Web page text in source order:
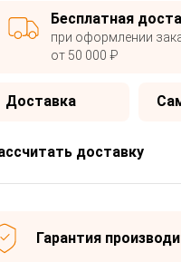
Бесплатная
при оформлении
от 50 000 ₽
Доставка
доставку
Гарантия